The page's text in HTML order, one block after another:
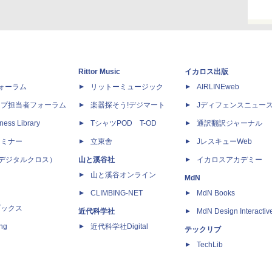
ーラム
担当者フォーラム
Library
ナー
ジタルクロス）
クス
Rittor Music
リットーミュージック
楽器探そう!デジマート
TシャツPOD T-OD
立東舎
山と溪谷社
山と溪谷オンライン
CLIMBING-NET
近代科学社
近代科学社Digital
イカロス出版
AIRLINEweb
Jディフェンスニュー
通訳翻訳ジャーナル
JレスキューWeb
イカロスアカデミー
MdN
MdN Books
MdN Design
テックリブ
TechLib